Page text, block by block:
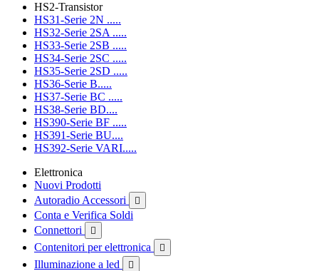
HS2-Transistor
HS31-Serie 2N .....
HS32-Serie 2SA .....
HS33-Serie 2SB .....
HS34-Serie 2SC .....
HS35-Serie 2SD .....
HS36-Serie B.....
HS37-Serie BC .....
HS38-Serie BD....
HS390-Serie BF .....
HS391-Serie BU....
HS392-Serie VARI.....
Elettronica
Nuovi Prodotti
Autoradio Accessori

Conta e Verifica Soldi
Connettori

Contenitori per elettronica 
Illuminazione a led 